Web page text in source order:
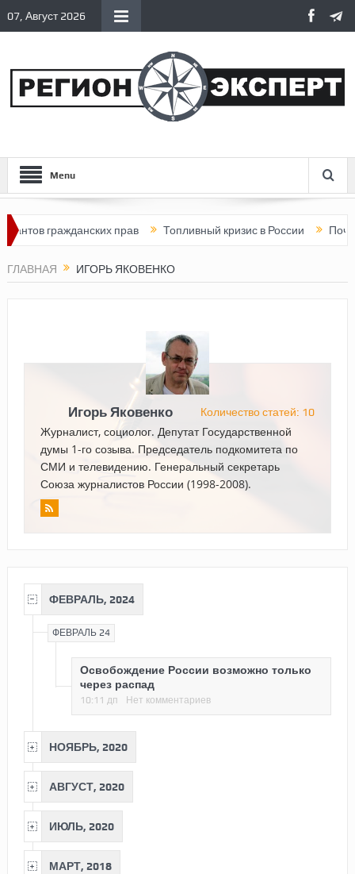
07, Август 2026
Menu
гражданских прав Топливный кризис в России
ГЛАВНАЯ ИГОРЬ ЯКОВЕНКО
Игорь Яковенко Количество статей: 10
Журналист, социолог. Депутат Государственной
думы 1-го созыва. Председатель подкомитета по
СМИ и телевидению. Генеральный секретарь
Союза журналистов России (1998-2008).
ФЕВРАЛЬ, 2024
ФЕВРАЛЬ 24
Освобождение России возможно только
через распад
10:11 дп Нет комментариев
НОЯБРЬ, 2020
АВГУСТ, 2020
ИЮЛЬ, 2020
МАРТ, 2018